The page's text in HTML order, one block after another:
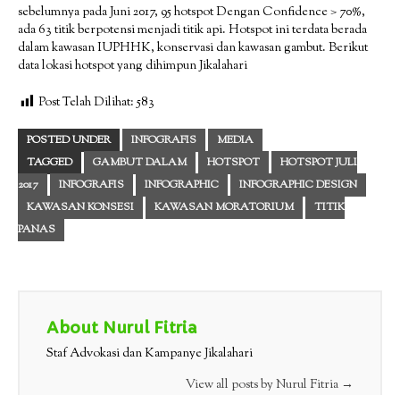
sebelumnya pada Juni 2017, 95 hotspot Dengan Confidence > 70%,
ada 63 titik berpotensi menjadi titik api. Hotspot ini terdata berada
dalam kawasan IUPHHK, konservasi dan kawasan gambut. Berikut
data lokasi hotspot yang dihimpun Jikalahari
Post Telah Dilihat: 583
POSTED UNDER INFOGRAFIS
MEDIA
TAGGED
GAMBUT DALAM HOTSPOT
HOTSPOT JULI
2017
INFOGRAFIS INFOGRAPHIC
INFOGRAPHIC DESIGN
KAWASAN KONSESI
KAWASAN MORATORIUM
TITIK
PANAS
About Nurul Fitria
Staf Advokasi dan Kampanye Jikalahari
View all posts by Nurul Fitria →